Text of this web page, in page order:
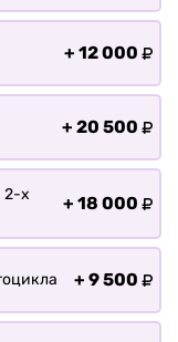
+ 12 000
+ 20 500
2-х
+ 18 000
+ 9 500